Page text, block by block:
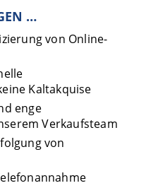
…
von Online-
Kaltakquise
enge
Verkaufsteam
von